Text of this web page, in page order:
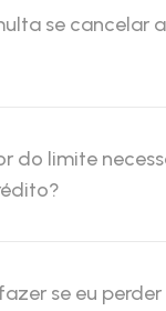
se cancelar
do limite
se eu